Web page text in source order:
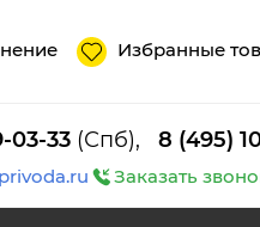
Избранные
03-33 (Спб), 8 (495)
Заказать